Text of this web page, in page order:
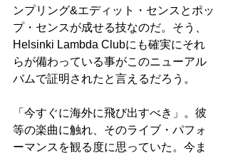
ンプリング&エディット・センスとポッ
プ・センスが成せる技なのだ。そう、
Helsinki Lambda Clubにも確実にそれ
らが備わっている事がこのニューアル
バムで証明されたと言えるだろう。
「今すぐに海外に飛び出すべき」。彼
等の楽曲に触れ、そのライブ・パフォ
ーマンスを観る度に思っていた。今ま